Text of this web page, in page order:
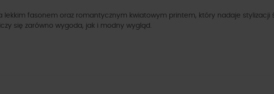
lekkim fasonem oraz romantycznym kwiatowym printem, który nadaje stylizacji
się zarówno wygoda, jak i modny wygląd.